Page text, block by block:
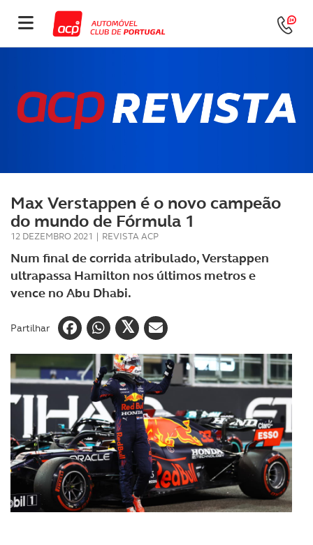
Max Verstappen é o novo campeão
do mundo de Fórmula 1
12 DEZEMBRO 2021 | REVISTA ACP
Num final de corrida atribulado, Verstappen
ultrapassa Hamilton nos últimos metros e
vence no Abu Dhabi.
Partilhar